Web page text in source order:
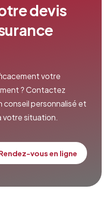
devis
votre
? Contactez
conseil personnalisé et
votre situation.
vous en ligne